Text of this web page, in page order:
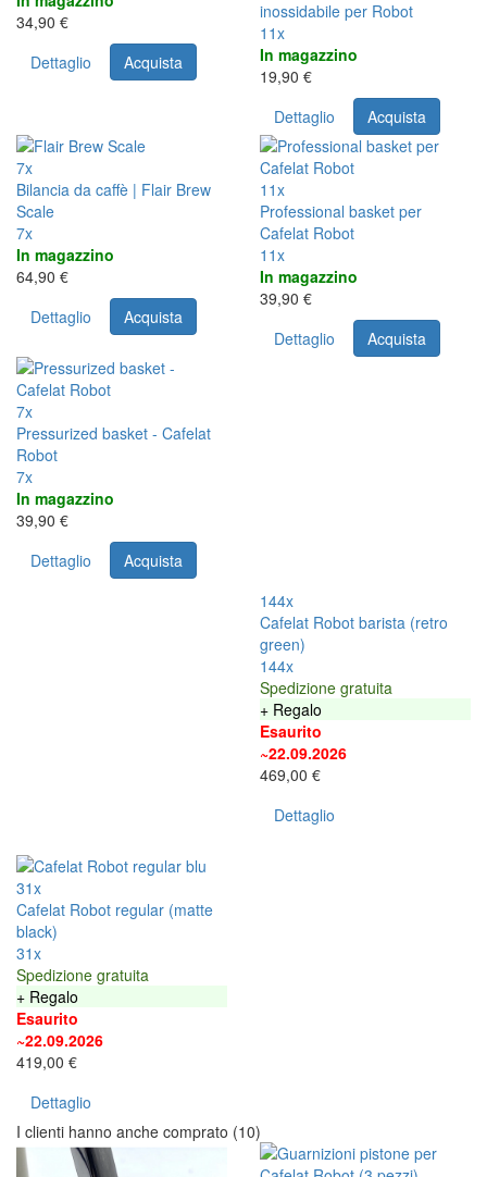
34,90 €
Dettaglio
Acquista
inossidabile per Robot
11x
In magazzino
19,90 €
Dettaglio
Acquista
7x
Bilancia da caffè | Flair Brew
Scale
7x
In magazzino
64,90 €
Dettaglio
Acquista
11x
Professional basket per
Cafelat Robot
11x
In magazzino
39,90 €
Dettaglio
Acquista
7x
Pressurized basket - Cafelat
Robot
7x
In magazzino
39,90 €
Dettaglio
Acquista
144x
Cafelat Robot barista (retro
green)
144x
Spedizione gratuita
+ Regalo
Esaurito
~22.09.2026
469,00 €
Dettaglio
31x
Cafelat Robot regular (matte
black)
31x
Spedizione gratuita
+ Regalo
Esaurito
~22.09.2026
419,00 €
Dettaglio
I clienti hanno anche comprato (10)